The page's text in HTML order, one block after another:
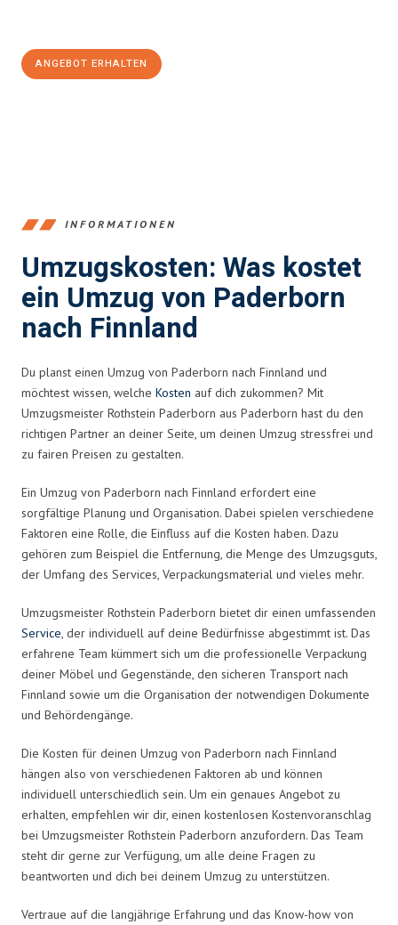
ANGEBOT ERHALTEN
INFORMATIONEN
Umzugskosten: Was kostet
ein Umzug von Paderborn
nach Finnland
Du planst einen Umzug von Paderborn nach Finnland und
möchtest wissen, welche Kosten auf dich zukommen? Mit
Umzugsmeister Rothstein Paderborn aus Paderborn hast du den
richtigen Partner an deiner Seite, um deinen Umzug stressfrei und
zu fairen Preisen zu gestalten.
Ein Umzug von Paderborn nach Finnland erfordert eine
sorgfältige Planung und Organisation. Dabei spielen verschiedene
Faktoren eine Rolle, die Einfluss auf die Kosten haben. Dazu
gehören zum Beispiel die Entfernung, die Menge des Umzugsguts,
der Umfang des Services, Verpackungsmaterial und vieles mehr.
Umzugsmeister Rothstein Paderborn bietet dir einen umfassenden
Service, der individuell auf deine Bedürfnisse abgestimmt ist. Das
erfahrene Team kümmert sich um die professionelle Verpackung
deiner Möbel und Gegenstände, den sicheren Transport nach
Finnland sowie um die Organisation der notwendigen Dokumente
und Behördengänge.
Die Kosten für deinen Umzug von Paderborn nach Finnland
hängen also von verschiedenen Faktoren ab und können
individuell unterschiedlich sein. Um ein genaues Angebot zu
erhalten, empfehlen wir dir, einen kostenlosen Kostenvoranschlag
bei Umzugsmeister Rothstein Paderborn anzufordern. Das Team
steht dir gerne zur Verfügung, um alle deine Fragen zu
beantworten und dich bei deinem Umzug zu unterstützen.
Vertraue auf die langjährige Erfahrung und das Know-how von